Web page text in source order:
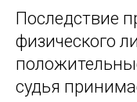
Последствие
физического
судья